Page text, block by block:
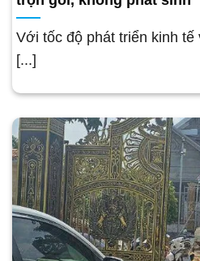
Với tốc độ phát triển kinh tế
[...]